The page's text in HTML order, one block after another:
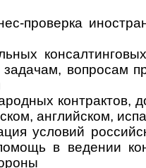
проверка
воп­ро­сам
контрактов,
анг­лий­ском,
условий
в веде­нии